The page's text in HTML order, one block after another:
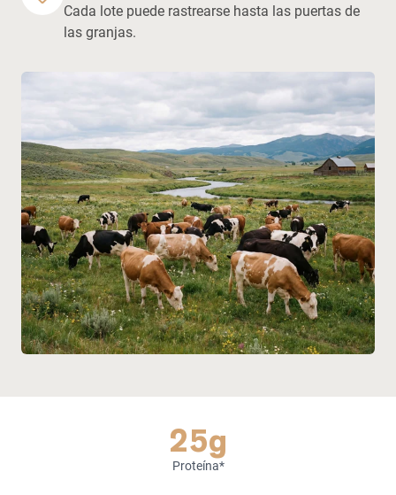
Cada lote puede rastrearse hasta las puertas de
las granjas.
25g
Proteína*